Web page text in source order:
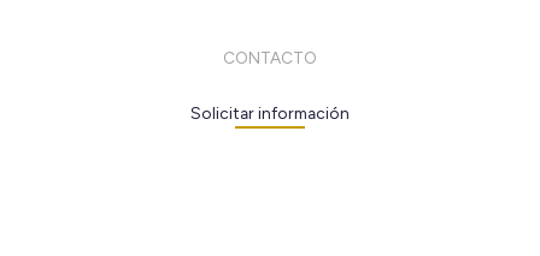
CONTACTO
Solicitar información